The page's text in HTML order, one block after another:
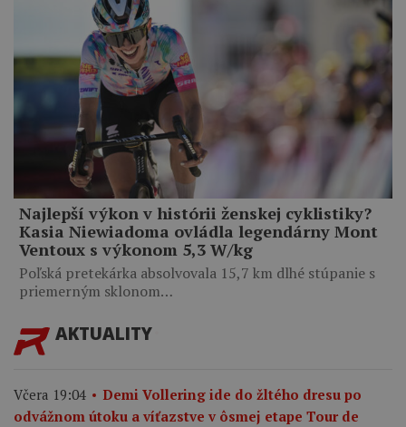
Najlepší výkon v histórii ženskej cyklistiky?
Kasia Niewiadoma ovládla legendárny Mont
Ventoux s výkonom 5,3 W/kg
Poľská pretekárka absolvovala 15,7 km dlhé stúpanie s
priemerným sklonom…
AKTUALITY
Včera 19:04
Demi Vollering ide do žltého dresu po
odvážnom útoku a víťazstve v ôsmej etape Tour de